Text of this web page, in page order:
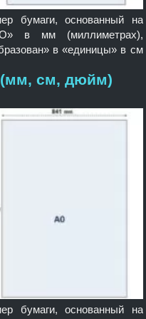
бумаги, основанный на
в мм (миллиметрах),
в «единицы» в см
Размеры бумаги серии
включая A0, A1, A2,
(мм, см, дюйм)
бумаги, основанный на